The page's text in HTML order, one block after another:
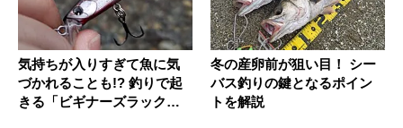
気持ちが入りすぎて魚に気
づかれることも!? 釣りで起
きる「ビギナーズラック」
冬の産卵前が狙い目！ シー
バス釣りの鍵となるポイン
トを解説